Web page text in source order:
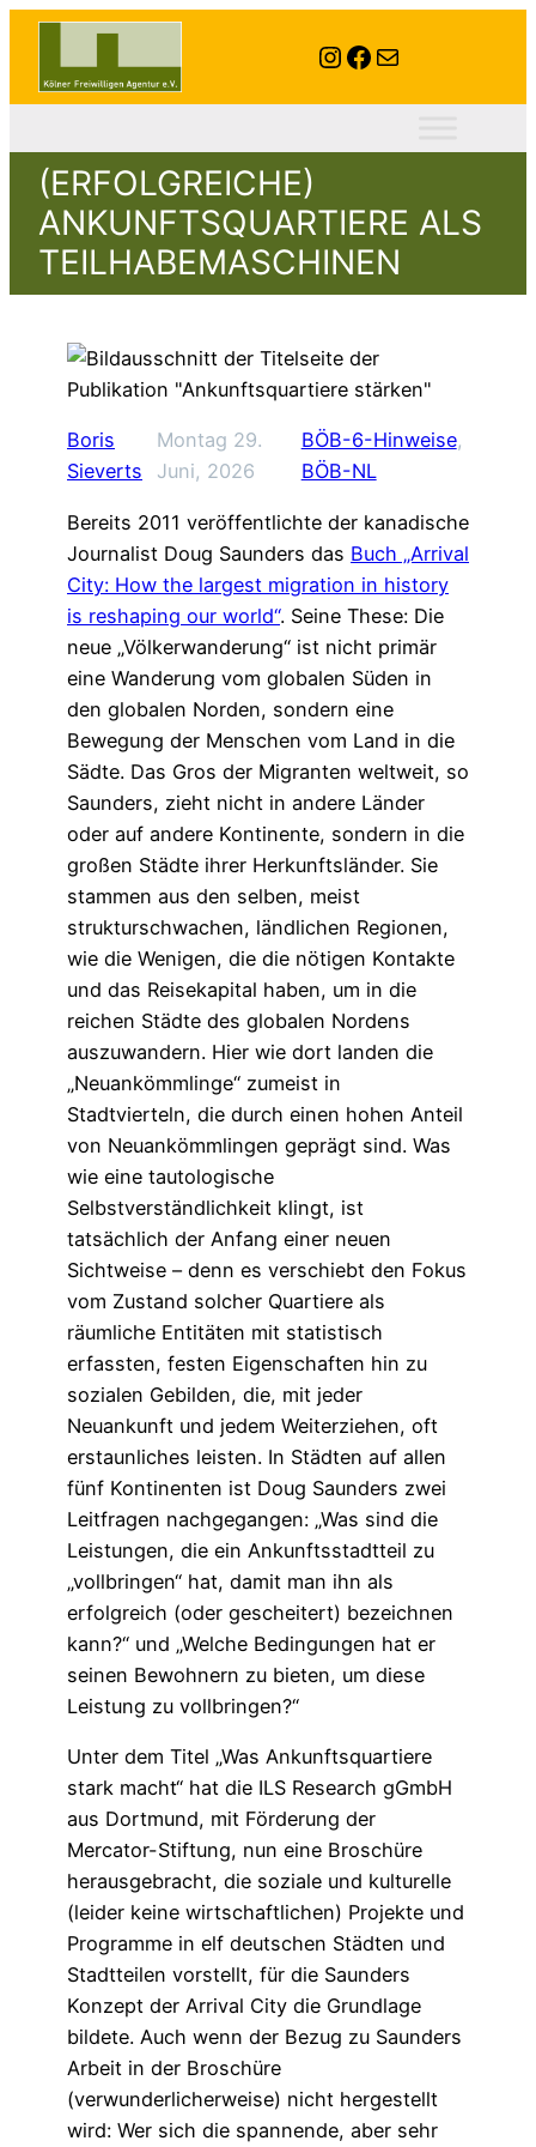
Instagram
Facebook
E-Mail
(ERFOLGREICHE)
ANKUNFTSQUARTIERE ALS
TEILHABEMASCHINEN
Boris
Sieverts
Montag 29.
Juni, 2026
BÖB-6-Hinweise
BÖB-NL
Bereits 2011 veröffentlichte der kanadische
Journalist Doug Saunders das Buch „Arrival
City: How the largest migration in history
is reshaping our world“. Seine These: Die
neue „Völkerwanderung“ ist nicht primär
eine Wanderung vom globalen Süden in
den globalen Norden, sondern eine
Bewegung der Menschen vom Land in die
Sädte. Das Gros der Migranten weltweit, so
Saunders, zieht nicht in andere Länder
oder auf andere Kontinente, sondern in die
großen Städte ihrer Herkunftsländer. Sie
stammen aus den selben, meist
strukturschwachen, ländlichen Regionen,
wie die Wenigen, die die nötigen Kontakte
und das Reisekapital haben, um in die
reichen Städte des globalen Nordens
auszuwandern. Hier wie dort landen die
„Neuankömmlinge“ zumeist in
Stadtvierteln, die durch einen hohen Anteil
von Neuankömmlingen geprägt sind. Was
wie eine tautologische
Selbstverständlichkeit klingt, ist
tatsächlich der Anfang einer neuen
Sichtweise – denn es verschiebt den Fokus
vom Zustand solcher Quartiere als
räumliche Entitäten mit statistisch
erfassten, festen Eigenschaften hin zu
sozialen Gebilden, die, mit jeder
Neuankunft und jedem Weiterziehen, oft
erstaunliches leisten. In Städten auf allen
fünf Kontinenten ist Doug Saunders zwei
Leitfragen nachgegangen: „Was sind die
Leistungen, die ein Ankunftsstadtteil zu
„vollbringen“ hat, damit man ihn als
erfolgreich (oder gescheitert) bezeichnen
kann?“ und „Welche Bedingungen hat er
seinen Bewohnern zu bieten, um diese
Leistung zu vollbringen?“
Unter dem Titel „Was Ankunftsquartiere
stark macht“ hat die ILS Research gGmbH
aus Dortmund, mit Förderung der
Mercator-Stiftung, nun eine Broschüre
herausgebracht, die soziale und kulturelle
(leider keine wirtschaftlichen) Projekte und
Programme in elf deutschen Städten und
Stadtteilen vorstellt, für die Saunders
Konzept der Arrival City die Grundlage
bildete. Auch wenn der Bezug zu Saunders
Arbeit in der Broschüre
(verwunderlicherweise) nicht hergestellt
wird: Wer sich die spannende, aber sehr